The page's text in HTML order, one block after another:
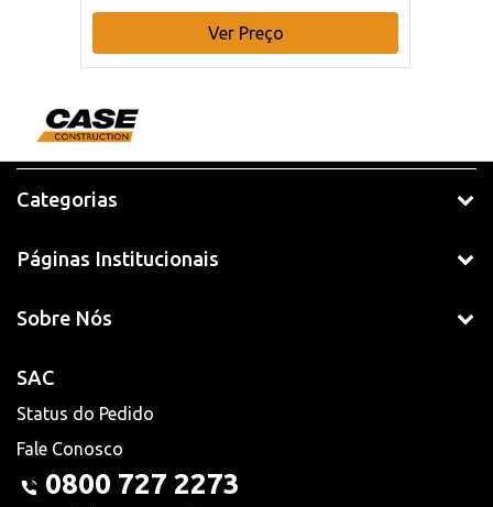
Ver Preço
Categorias
Páginas Institucionais
Sobre Nós
SAC
Status do Pedido
Fale Conosco
0800 727 2273